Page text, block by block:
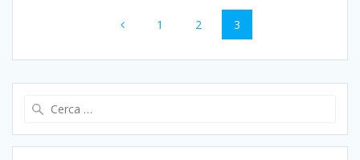
Pagina
1 Pagina
2 Pagina
3